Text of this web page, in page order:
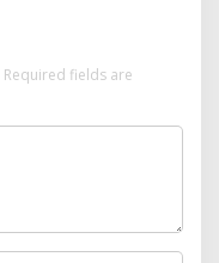
Required fields are